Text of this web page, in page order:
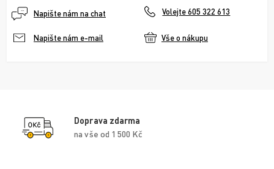
Napište nám na chat Volejte 605 322 613
Napište nám e-mail Vše o nákupu
Doprava zdarma
na vše od 1 500 Kč